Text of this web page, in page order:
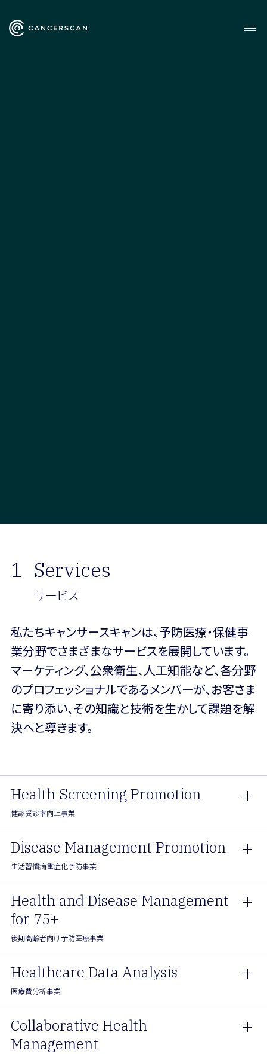
1 Services
サービス
私たちキャンサースキャンは、予防医療・保健事
業分野でさまざまなサービスを展開しています。
マーケティング、公衆衛生、人工知能など、各分野
のプロフェッショナルであるメンバーが、お客さま
に寄り添い、その知識と技術を生かして課題を解
決へと導きます。
Health Screening Promotion
健診受診率向上事業
Disease Management Promotion
生活習慣病重症化予防事業
Health and Disease Management
for 75+
後期高齢者向け予防医療事業
Healthcare Data Analysis
医療費分析事業
Collaborative Health
Management